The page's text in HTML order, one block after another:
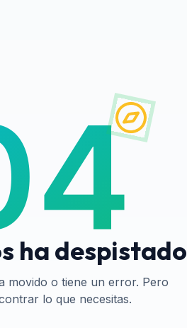
ha despistado
movido o tiene un error. Pero
lo que necesitas.